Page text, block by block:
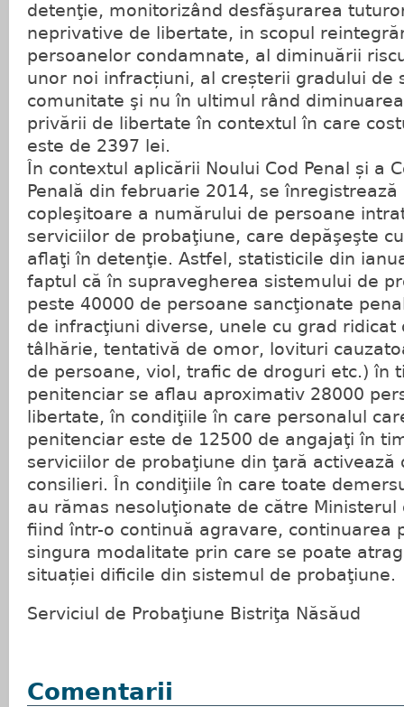
detenţie, monitorizând desfăşurarea
neprivative de libertate, in scopul
persoanelor condamnate, al diminuării
unor noi infracțiuni, al creșterii gradului de
comunitate şi nu în ultimul rând
privării de libertate în contextul în care
este de 2397 lei.
În contextul aplicării Noului Cod Penal și a
Penală din februarie 2014, se
copleşitoare a numărului de persoane
serviciilor de probaţiune, care depăşeşte
aflaţi în detenţie. Astfel, statisticile din
faptul că în supravegherea sistemului de
peste 40000 de persoane sancţionate
de infracţiuni diverse, unele cu grad ridicat
tâlhărie, tentativă de omor, lovituri
de persoane, viol, trafic de droguri etc.) în
penitenciar se aflau aproximativ 28000
libertate, în condiţiile în care personalul
penitenciar este de 12500 de angajaţi în
serviciilor de probaţiune din ţară activează
consilieri. În condiţiile în care toate
au rămas nesoluţionate de către Ministerul
fiind într-o continuă agravare, continuarea
singura modalitate prin care se poate
situației dificile din sistemul de probaţiune.
Serviciul de Probaţiune Bistriţa Năsăud
Comentarii